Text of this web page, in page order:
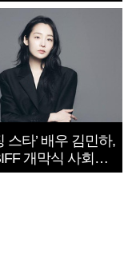
쟁 속죄’
스타’ 배우 김민하,
개막식 사회자